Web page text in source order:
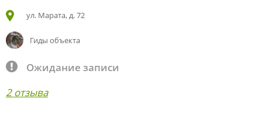
ул. Марата, д. 72
Гиды объекта
Ожидание записи
2 отзыва